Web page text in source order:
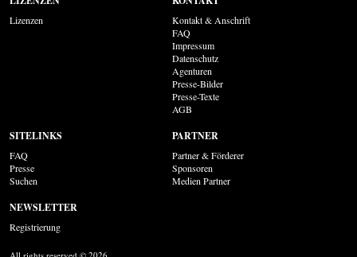
Lizenzen
Kontakt & Anschrift
FAQ
Impressum
Datenschutz
Agenturen
Presse-Bilder
Presse-Texte
AGB
SITELINKS
FAQ
Presse
Suchen
PARTNER
Partner & Förderer
Sponsoren
Medien Partner
NEWSLETTER
Registrierung